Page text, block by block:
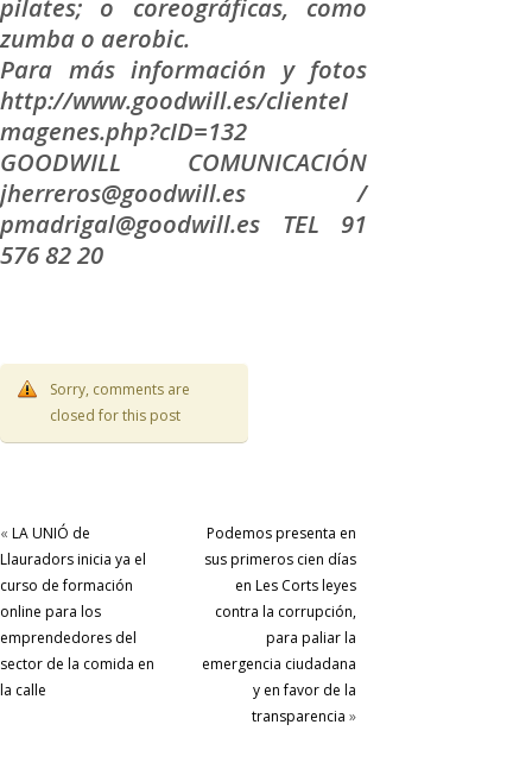
zumba o aerobic.
Para más información y fotos
http://www.goodwill.es/clienteI
magenes.php?cID=132
GOODWILL COMUNICACIÓN
jherreros@goodwill.es /
pmadrigal@goodwill.es TEL 91
576 82 20
Sorry, comments are
closed for this post
« LA UNIÓ de
Llauradors inicia ya el
curso de formación
online para los
emprendedores del
sector de la comida en
la calle
Podemos presenta en
sus primeros cien días
en Les Corts leyes
contra la corrupción,
para paliar la
emergencia ciudadana
y en favor de la
transparencia »